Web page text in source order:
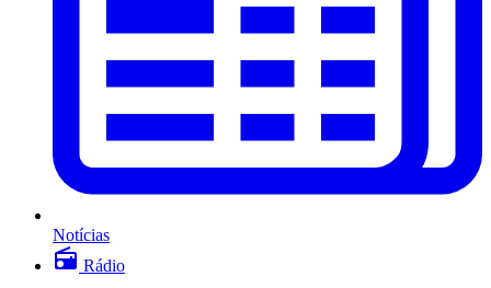
Notícias
Rádio